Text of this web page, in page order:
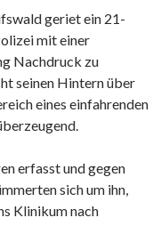
geriet ein 21-
mit einer
Nachdruck zu
seinen Hintern über
eines einfahrenden
erfasst und gegen
sich um ihn,
Klinikum nach